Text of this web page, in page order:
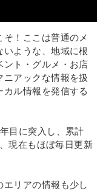
！ここは普通のメ
いような、地域に根
ント・グルメ・お店
ニアックな情報を扱
カル情報を発信する
目に突入し、累計
現在もほぼ毎日更新
リアの情報も少し